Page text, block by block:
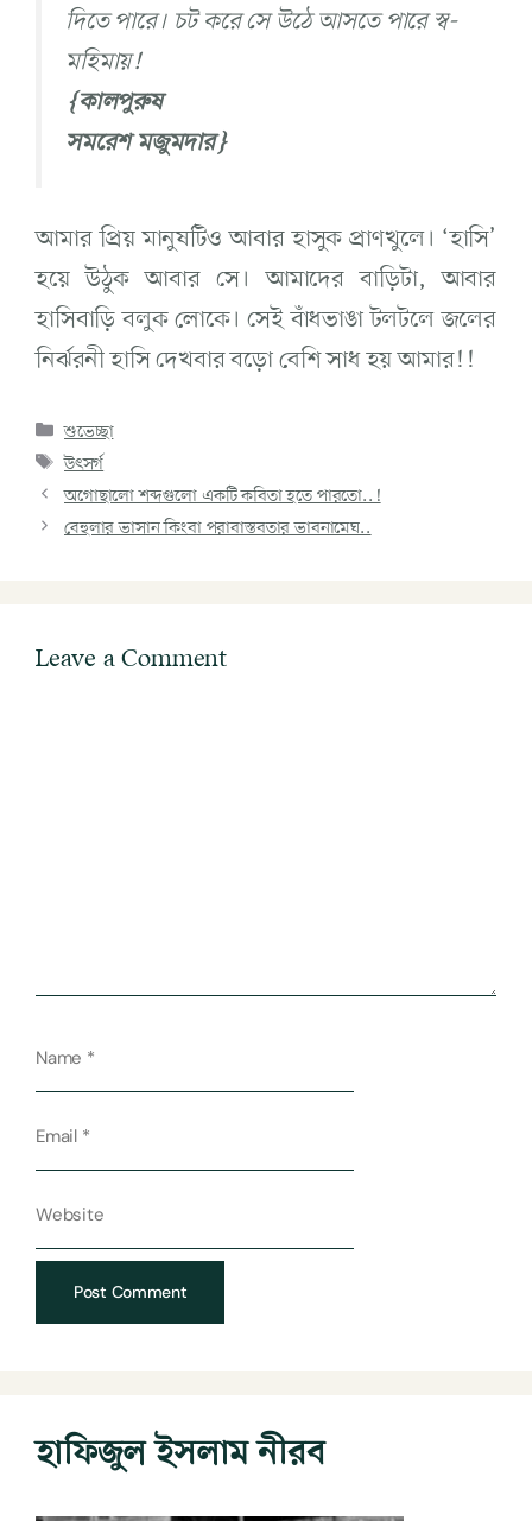
দিতে পারে। চট করে সে উঠে আসতে পারে স্ব-
মহিমায়!
{কালপুরুষ
সমরেশ মজুমদার}
আমার প্রিয় মানুষটিও আবার হাসুক প্রাণখুলে। ‘হাসি’
হয়ে উঠুক আবার সে। আমাদের বাড়িটা, আবার
হাসিবাড়ি বলুক লোকে। সেই বাঁধভাঙা টলটলে জলের
নির্ঝরনী হাসি দেখবার বড়ো বেশি সাধ হয় আমার!!
শুভেচ্ছা
উৎসর্গ
অগোছালো শব্দগুলো একটি কবিতা হতে পারতো..!
বেহুলার ভাসান কিংবা পরাবাস্তবতার ভাবনামেঘ..
Leave a Comment
হাফিজুল ইসলাম নীরব